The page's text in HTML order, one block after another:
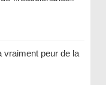
vraiment peur de la